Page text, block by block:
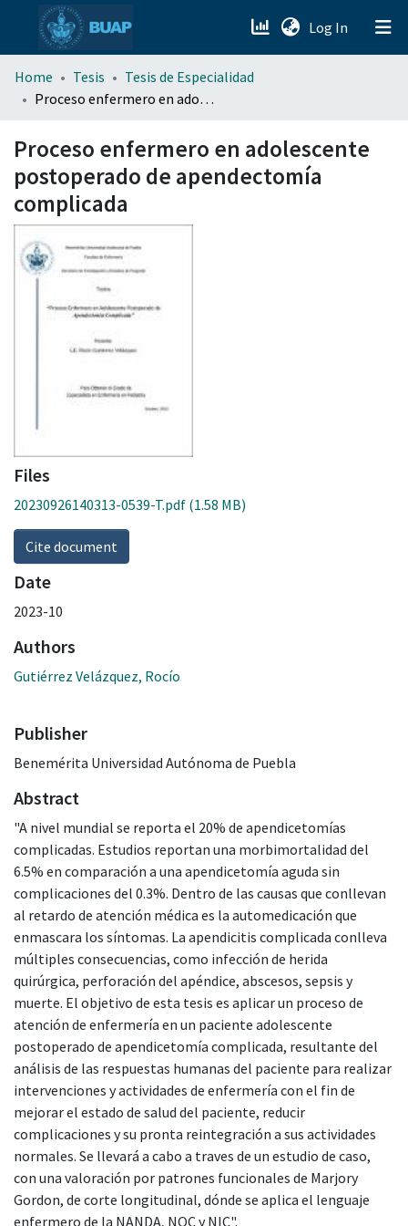
Log In (current)
menu.section.about_menu
Home Tesis
Tesis de Especialidad
Proceso enfermero en adolescente postoperado de apendectomía complicada
Proceso enfermero en adolescente
postoperado de apendectomía
complicada
Files
20230926140313-0539-T.pdf (1.58 MB)
Cite document
Date
2023-10
Authors
Gutiérrez Velázquez, Rocío
Publisher
Benemérita Universidad Autónoma de Puebla
Abstract
"A nivel mundial se reporta el 20% de apendicetomías
complicadas. Estudios reportan una morbimortalidad del
6.5% en comparación a una apendicetomía aguda sin
complicaciones del 0.3%. Dentro de las causas que conllevan
al retardo de atención médica es la automedicación que
enmascara los síntomas. La apendicitis complicada conlleva
múltiples consecuencias, como infección de herida
quirúrgica, perforación del apéndice, abscesos, sepsis y
muerte. El objetivo de esta tesis es aplicar un proceso de
atención de enfermería en un paciente adolescente
postoperado de apendicetomía complicada, resultante del
análisis de las respuestas humanas del paciente para realizar
intervenciones y actividades de enfermería con el fin de
mejorar el estado de salud del paciente, reducir
complicaciones y su pronta reintegración a sus actividades
normales. Se llevará a cabo a traves de un estudio de caso,
con una valoración por patrones funcionales de Marjory
Gordon, de corte longitudinal, dónde se aplica el lenguaje
enfermero de la NANDA, NOC y NIC".